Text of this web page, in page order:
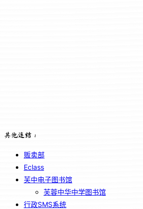
其他连结：
贩卖部
Eclass
芙中电子图书馆
芙蓉中华中学图书馆
行政SMS系统